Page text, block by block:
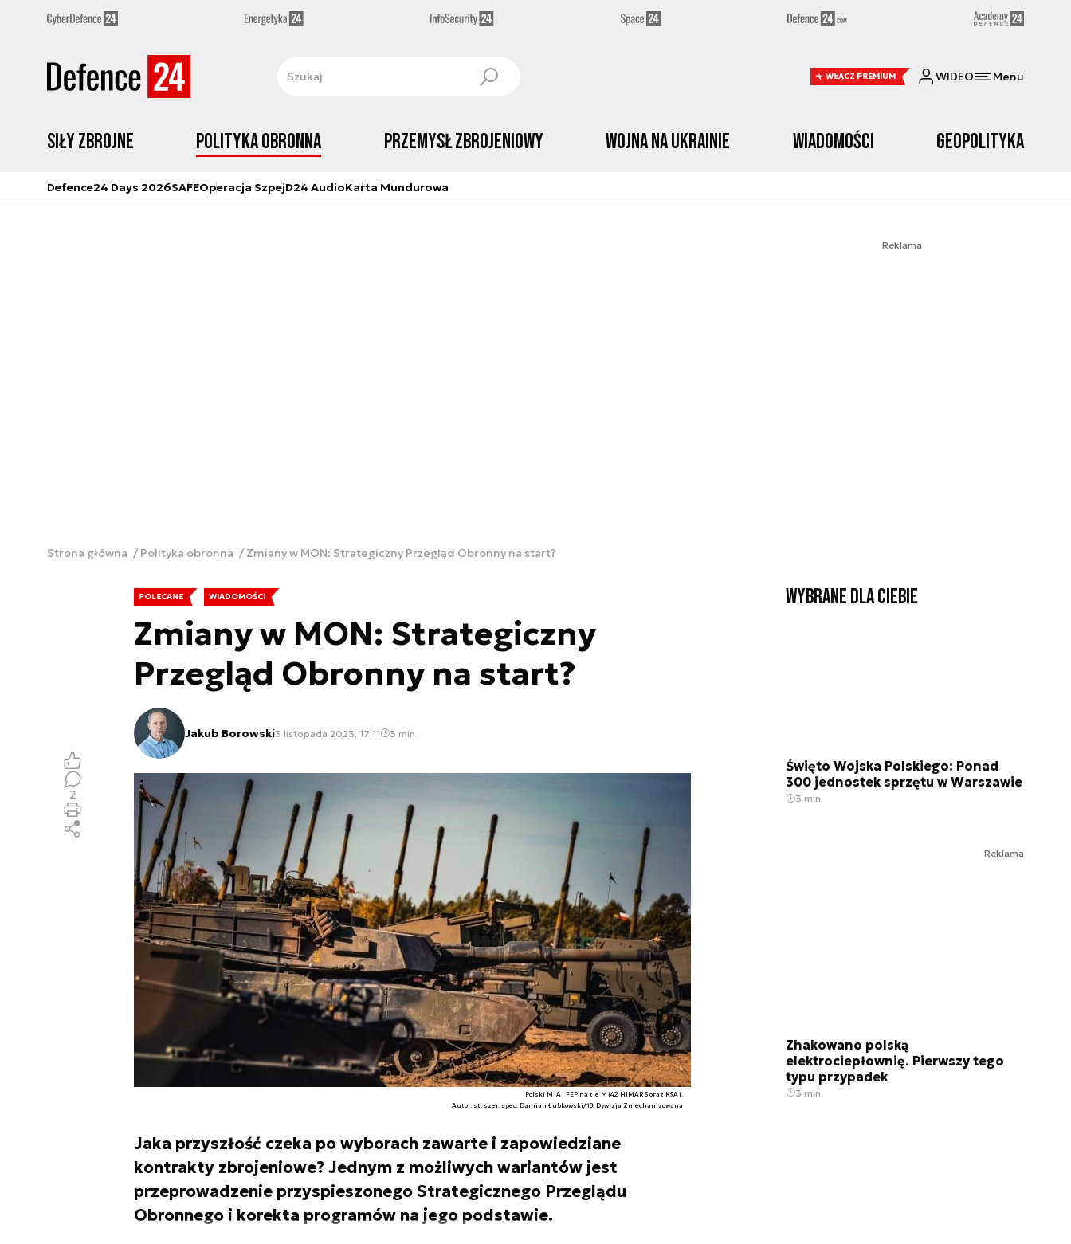
WŁĄCZ PREMIUM WIDEO Menu
Siły zbrojne Polityka obronna Przemysł Zbrojeniowy Wojna na Ukrainie Wiadomości Geopolityka
Defence24 Days 2026SAFEOperacja SzpejD24 AudioKarta Mundurowa
Reklama
Strona główna Polityka obronna Zmiany w MON: Strategiczny Przegląd Obronny na start?
POLECANE WIADOMOŚCI
Zmiany w MON: Strategiczny
Przegląd Obronny na start?
Jakub Borowski3 listopada 2023, 17:11 3 min.
Polski M1A1 FEP na tle M142 HIMARS oraz K9A1.
Autor. st. szer. spec. Damian Łubkowski/18. Dywizja Zmechanizowana
Jaka przyszłość czeka po wyborach zawarte i zapowiedziane
kontrakty zbrojeniowe? Jednym z możliwych wariantów jest
przeprowadzenie przyspieszonego Strategicznego Przeglądu
Obronnego i korekta programów na jego podstawie.
2
Wybrane dla Ciebie
Święto Wojska Polskiego: Ponad
300 jednostek sprzętu w Warszawie
3 min.
Reklama
Zhakowano polską
elektrociepłownię. Pierwszy tego
typu przypadek
3 min.